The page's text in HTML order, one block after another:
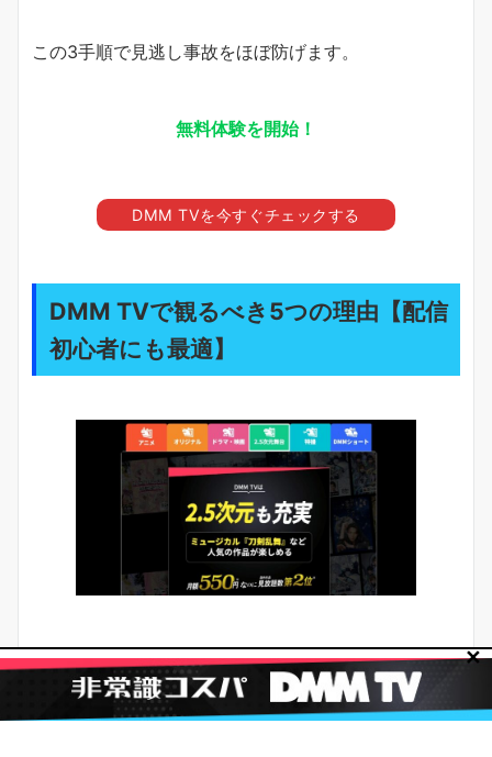
この3手順で見逃し事故をほぼ防げます。
無料体験を開始！
DMM TVを今すぐチェックする
DMM TVで観るべき5つの理由【配信
初心者にも最適】
生執事は「作品数」「見返しやすさ」「快適さ」「出
費管理」がそろうと満足度が上がります。
なぜなら、舞台は長時間で情報量も多く、ストレスな
✕